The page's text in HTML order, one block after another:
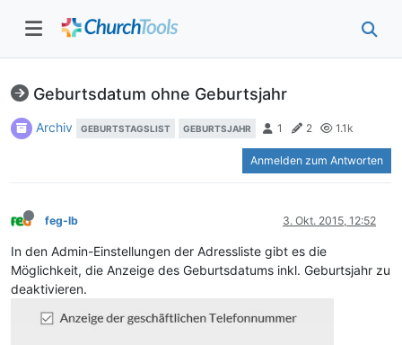
Geburtsdatum ohne Geburtsjahr
Archiv GEBURTSTAGSLIST GEBURTSJAHR 1 2 1.1k
Anmelden zum Antworten
feg-lb 3. Okt. 2015, 12:52
In den Admin-Einstellungen der Adressliste gibt es die
Möglichkeit, die Anzeige des Geburtsdatums inkl. Geburtsjahr zu
deaktivieren.